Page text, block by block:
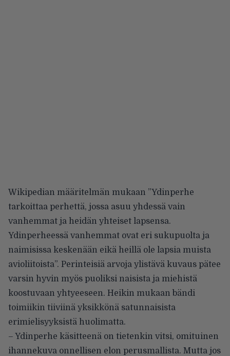
Wikipedian määritelmän mukaan ”Ydinperhe
tarkoittaa perhettä, jossa asuu yhdessä vain
vanhemmat ja heidän yhteiset lapsensa.
Ydinperheessä vanhemmat ovat eri sukupuolta ja
naimisissa keskenään eikä heillä ole lapsia muista
avioliitoista”. Perinteisiä arvoja ylistävä kuvaus pätee
varsin hyvin myös puoliksi naisista ja miehistä
koostuvaan yhtyeeseen. Heikin mukaan bändi
toimiikin tiiviinä yksikkönä satunnaisista
erimielisyyksistä huolimatta.
– Ydinperhe käsitteenä on tietenkin vitsi, omituinen
ihannekuva onnellisen elon perusmallista. Mutta jos